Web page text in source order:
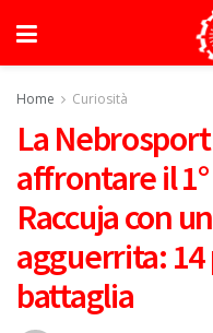
Home Curiosità
La
affrontare il
Raccuja con
agguerrita:
battaglia